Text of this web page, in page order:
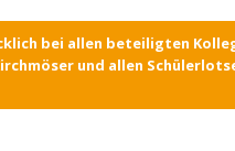
bei allen beteiligten
und allen